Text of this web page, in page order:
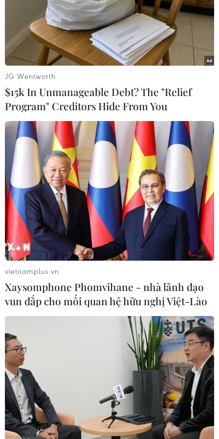
Tuyên phạt 5 năm tù đối tượng tuyên
truyền thông tin chống Nhà nước
17/09/2019 11:16
Nguyễn Văn Công Em đã sử dụng nhiều tài khoản
Facebook để đăng tải, chia sẻ các bài viết và phát trực
tiếp những video có nội dung xuyên tạc chủ trương
đường lối của Đảng và Nhà nước.
Bộ quốc phòng Thổ Nhĩ Kỳ xác nhận các
hoạt động quân sự tại Syria
JG Wentworth
$15k In Unmanageable Debt? The "Relief
Program" Creditors Hide From You
vietnamplus.vn
Xaysomphone Phomvihane - nhà lãnh đạo
vun đắp cho mối quan hệ hữu nghị Việt-Lào